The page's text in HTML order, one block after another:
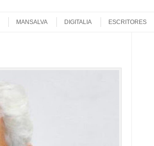
MANSALVA DIGITALIA ESCRITORES